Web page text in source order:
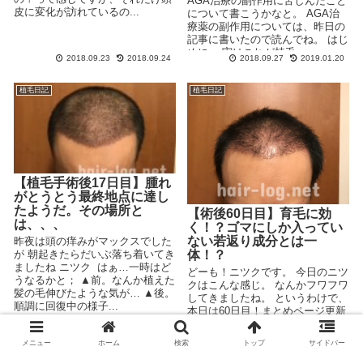
皮に変化が訪れているの...
2018.09.23 2018.09.24
について書こうかなと。 AGA治
療薬の副作用については、昨日の
記事に書いたので読んでね。 はじ
めに。 実はこれが植毛...
2018.09.27 2019.01.20
植毛日記
【植毛手術後17日目】腫れ
がとうとう最終地点に達し
たようだ。その場所と
は、、、
昨夜は頭の痒みがマックスでした
が 朝起きたらだいぶ落ち着いてき
ましたね ニツク はぁ…一時はど
うなるかと； ▲前。なんか植えた
髪の毛伸びたような気が… ▲後。
順調に回復中の様子...
植毛日記
【術後60日目】育毛に効
く！？ゴマにしか入ってい
ない若返り成分とは一
体！？
どーも！ニツクです。 今日のニツ
クはこんな感じ。 なんかフワフワ
してきましたね。 というわけで、
本日は60日目！まとめページ更新
しました。 「まごはやさしい」っ
て何ぞや。 突然ですが、「まごは
や...
メニュー ホーム 検索 トップ サイドバー